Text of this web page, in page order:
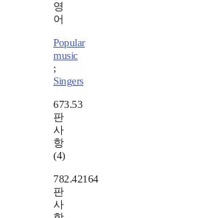
영
어
Popular
music
;
Singers
673.53
판
사
항
(4)
782.42164
판
사